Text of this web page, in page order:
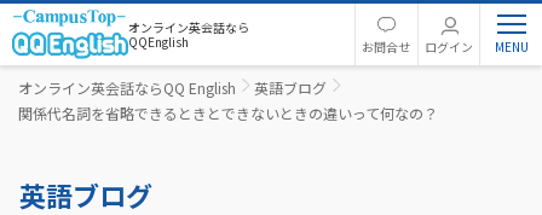
オンライン英会話なら
QQEnglish
お問合せ ログイン
オンライン英会話ならQQ English
英語ブログ
関係代名詞を省略できるときとできないときの違いって何なの？
英語ブログ